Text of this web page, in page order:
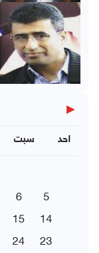
◀
سبت احد
5
6
14
15
23
24